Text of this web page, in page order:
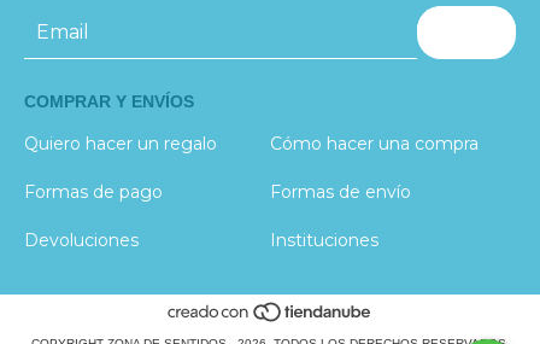
COMPRAR Y ENVÍOS
Quiero hacer un regalo Cómo hacer una compra
Formas de pago Formas de envío
Devoluciones Instituciones